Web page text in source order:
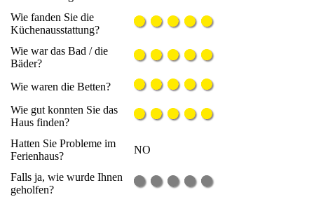
Wie fanden Sie die
Küchenausstattung?
Wie war das Bad / die
Bäder?
Wie waren die Betten?
Wie gut konnten Sie das
Haus finden?
Hatten Sie Probleme im
Ferienhaus?
NO
Falls ja, wie wurde Ihnen
geholfen?